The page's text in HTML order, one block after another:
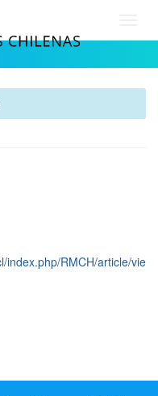
index.php/RMCH/article/vie